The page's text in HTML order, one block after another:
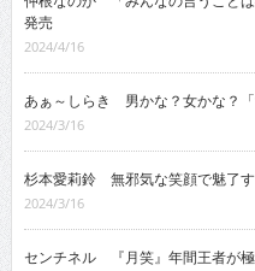
発売
2024/4/16
あぁ～しらき 男かな？女かな？「
2024/3/16
杉本愛莉鈴 無邪気な笑顔で魅了す
2024/3/16
センチネル 『月笑』年間王者が